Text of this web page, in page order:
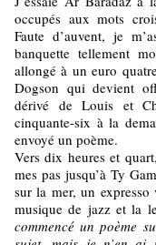
occupés aux mots
Faute d’auvent, je
banquette tellement
allongé à un euro
Dogson qui devient
dérivé de Louis et
cinquante-six à la
envoyé un poème.
Vers dix heures et
mes pas jusqu’à Ty
sur la mer, un
musique de jazz et la
commencé un poème